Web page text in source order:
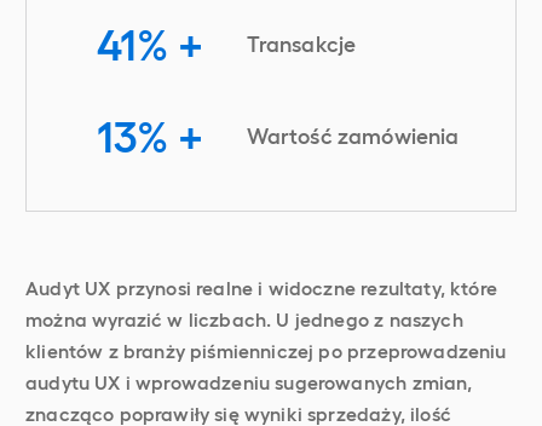
41% + Transakcje
13% + Wartość zamówienia
Audyt UX przynosi realne i widoczne rezultaty, które
można wyrazić w liczbach. U jednego z naszych
klientów z branży piśmienniczej po przeprowadzeniu
audytu UX i wprowadzeniu sugerowanych zmian,
znacząco poprawiły się wyniki sprzedaży, ilość